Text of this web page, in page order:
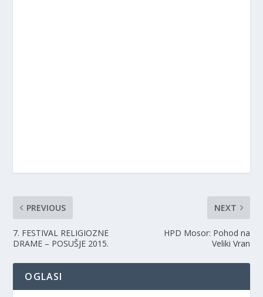
PREVIOUS
7. FESTIVAL RELIGIOZNE
DRAME – POSUŠJE 2015.
NEXT
HPD Mosor: Pohod na
Veliki Vran
OGLASI